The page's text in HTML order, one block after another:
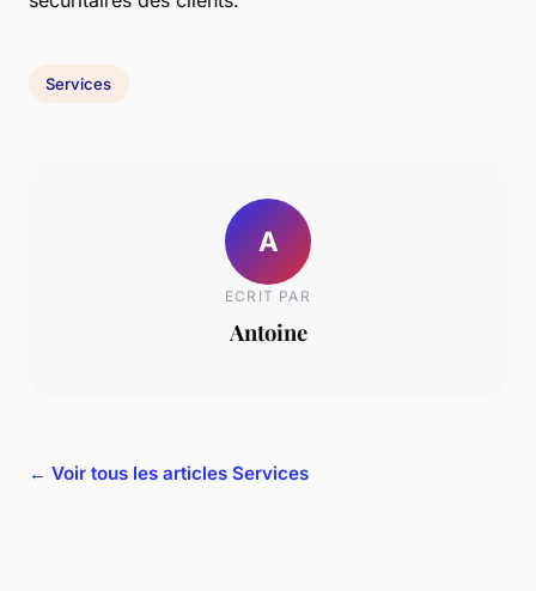
Services
A
ECRIT PAR
Antoine
← Voir tous les articles Services